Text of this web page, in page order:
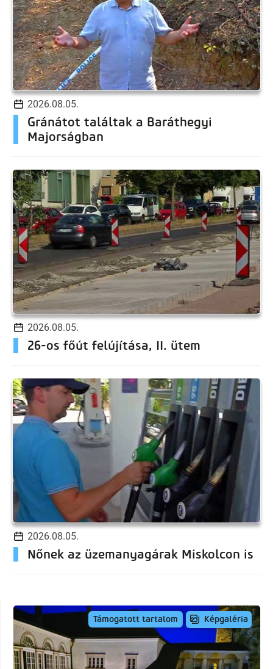
2026.08.05.
Gránátot találtak a Baráthegyi
Majorságban
2026.08.05.
26-os főút felújítása, II. ütem
2026.08.05.
Nőnek az üzemanyagárak Miskolcon is
Támogatott tartalom Képgaléria